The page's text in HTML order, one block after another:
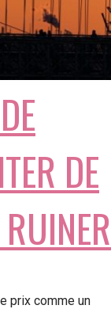
DE
prix comme un